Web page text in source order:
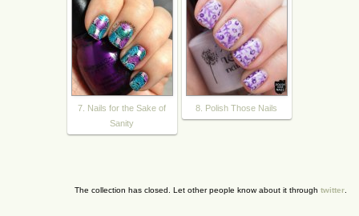
7. Nails for the Sake of
Sanity
8. Polish Those Nails
The collection has closed. Let other people know about it through twitter